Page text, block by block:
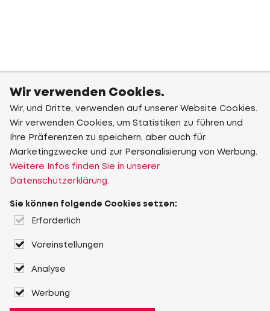
Wir verwenden Cookies.
Wir, und Dritte, verwenden auf unserer Website Cookies.
Wir verwenden Cookies, um Statistiken zu führen und
Ihre Präferenzen zu speichern, aber auch für
Marketingzwecke und zur Personalisierung von Werbung.
Weitere Infos finden Sie in unserer
Datenschutzerklärung.
Sie können folgende Cookies setzen:
Erforderlich
Voreinstellungen
Analyse
Werbung